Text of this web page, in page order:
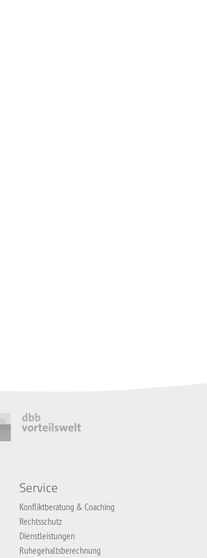
Service
Konfliktberatung & Coaching
Rechtsschutz
Dienstleistungen
Ruhegehaltsberechnung